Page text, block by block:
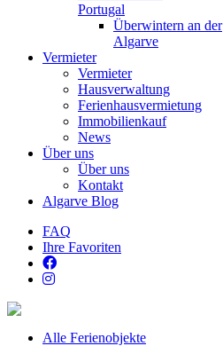
Portugal
Überwintern an der
Algarve
Vermieter
Vermieter
Hausverwaltung
Ferienhausvermietung
Immobilienkauf
News
Über uns
Über uns
Kontakt
Algarve Blog
FAQ
Ihre Favoriten
Alle Ferienobjekte